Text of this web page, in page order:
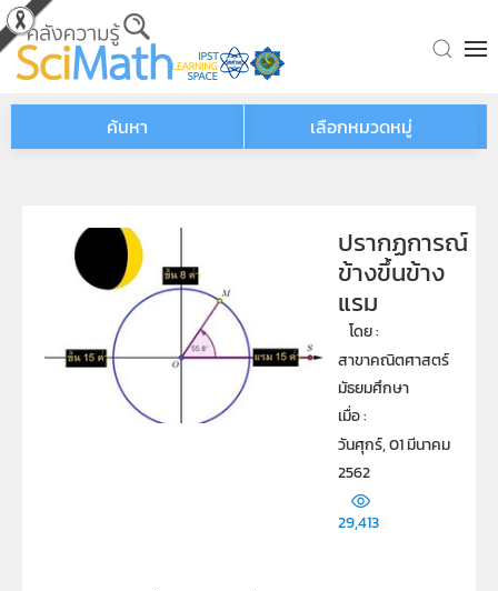
Skip to main content
ค้นหา เลือกหมวดหมู่
ปรากฏการณ์
ข้างขึ้นข้าง
แรม
โดย :
สาขาคณิตศาสตร์
มัธยมศึกษา
เมื่อ :
วันศุกร์, 01 มีนาคม
2562
29,413